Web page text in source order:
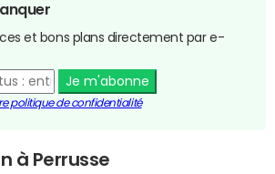
et bons plans directement par e-
Je m'abonne
politique de confidentialité
à Perrusse